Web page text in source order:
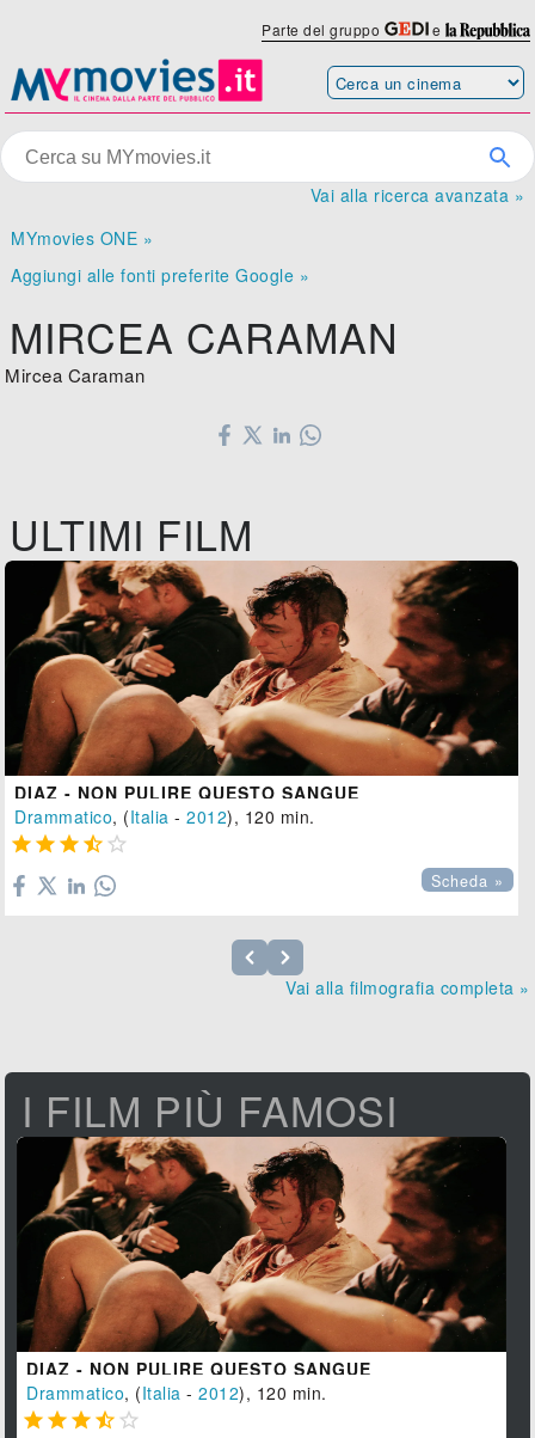
Parte del gruppo e
Vai alla ricerca avanzata »
MYmovies ONE »
Aggiungi alle fonti preferite Google »
MIRCEA CARAMAN
Mircea Caraman
ULTIMI FILM
DIAZ - NON PULIRE QUESTO SANGUE
Drammatico, (Italia -2012), 120 min.
    
Scheda »
Vai alla filmografia completa »
I FILM PIÙ FAMOSI
DIAZ - NON PULIRE QUESTO SANGUE
Drammatico, (Italia -2012), 120 min.
    